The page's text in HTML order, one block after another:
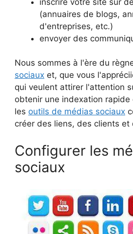
(annuaires de blogs,
d'entreprises, etc.)
envoyer des
Nous sommes à l'ère du
sociaux et, que vous
qui veulent attirer l'attention
obtenir une indexation
les outils de médias sociaux
créer des liens, des clients et
Configurer les
sociaux